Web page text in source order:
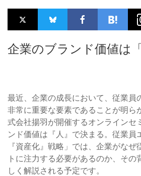
企業のブランド価値は
最近、企業の成長において、従業員
非常に重要な要素であることが明ら
式会社揚羽が開催するオンラインセ
ンド価値は『人』で決まる。従業員
『資産化』戦略」では、企業がな
トに注力する必要があるのか、そ
しく解説される予定です。